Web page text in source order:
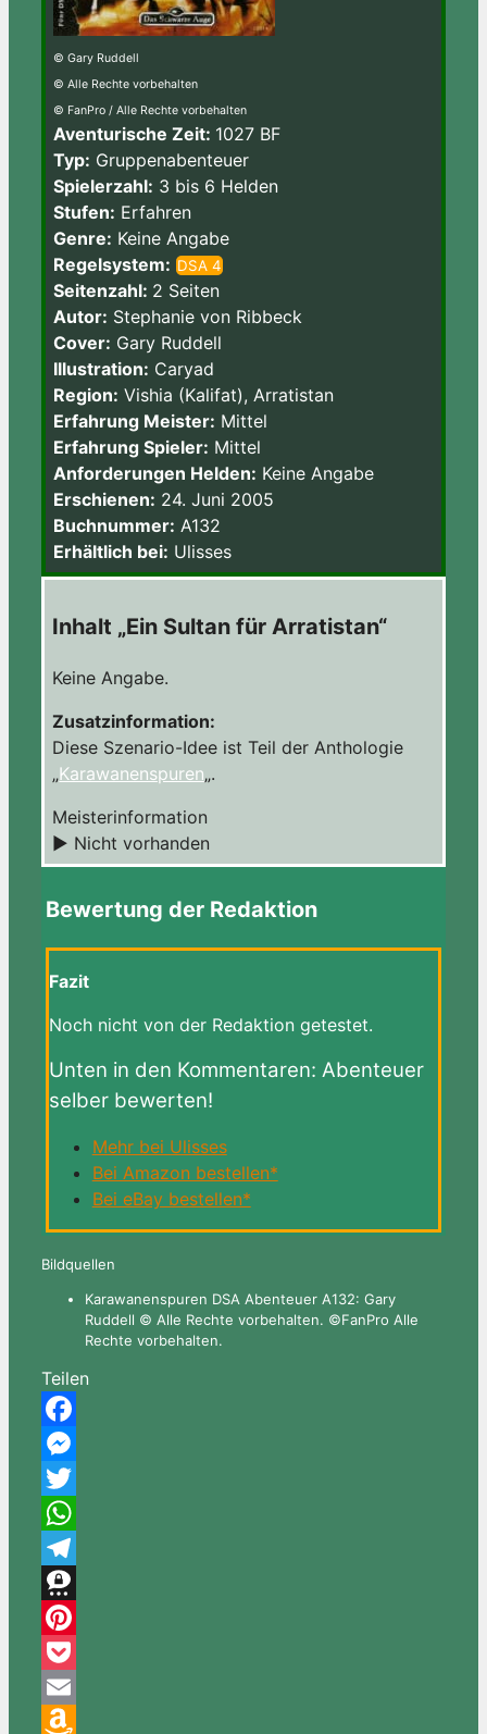
© Gary Ruddell
© Alle Rechte vorbehalten
© FanPro / Alle Rechte vorbehalten
Aventurische Zeit: 1027 BF
Typ: Gruppenabenteuer
Spielerzahl: 3 bis 6 Helden
Stufen: Erfahren
Genre: Keine Angabe
Regelsystem: DSA 4
Seitenzahl: 2 Seiten
Autor: Stephanie von Ribbeck
Cover: Gary Ruddell
Illustration: Caryad
Region: Vishia (Kalifat), Arratistan
Erfahrung Meister: Mittel
Erfahrung Spieler: Mittel
Anforderungen Helden: Keine Angabe
Erschienen: 24. Juni 2005
Buchnummer: A132
Erhältlich bei: Ulisses
Inhalt „Ein Sultan für Arratistan“
Keine Angabe.
Zusatzinformation:
Diese Szenario-Idee ist Teil der Anthologie
„Karawanenspuren„.
Meisterinformation
► Nicht vorhanden
Bewertung der Redaktion
Fazit
Noch nicht von der Redaktion getestet.
Unten in den Kommentaren: Abenteuer
selber bewerten!
Mehr bei Ulisses
Bei Amazon bestellen*
Bei eBay bestellen*
Bildquellen
Karawanenspuren DSA Abenteuer A132: Gary
Ruddell © Alle Rechte vorbehalten. ©FanPro Alle
Rechte vorbehalten.
Teilen
Facebook
Messenger
Twitter
WhatsApp
Telegram
Threema
Pinterest
Pocket
Email